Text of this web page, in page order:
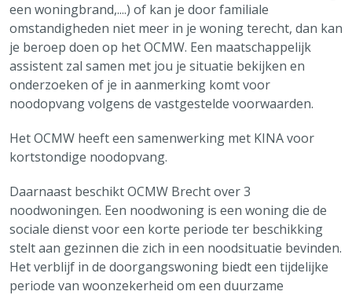
Jobs & Ondernemen
Mobiliteit & Openbare werken
Sociale hulp, Welzijn & Gezondheid
Opvoedingsondersteuning
Eerste hulp bij digitale vragen
Lokale dienstencentra
Personen met een zorgnood
Ouderenzorg
Alles over Sociale hulp, Welzijn & Gezondheid
Onderwijs & Kinderopvang
Over Brecht
Vaak bezocht
Afvalkalender
Reispas aanvragen
een woningbrand,....) of kan je door familiale
omstandigheden niet meer in je woning terecht, dan kan
je beroep doen op het OCMW. Een maatschappelijk
assistent zal samen met jou je situatie bekijken en
onderzoeken of je in aanmerking komt voor
noodopvang volgens de vastgestelde voorwaarden.
Het OCMW heeft een samenwerking met KINA voor
kortstondige noodopvang.
Daarnaast beschikt OCMW Brecht over 3
noodwoningen. Een noodwoning is een woning die de
sociale dienst voor een korte periode ter beschikking
stelt aan gezinnen die zich in een noodsituatie bevinden.
Het verblijf in de doorgangswoning biedt een tijdelijke
periode van woonzekerheid om een duurzame